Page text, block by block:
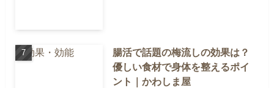
腸活で話題の梅流しの効果は？
優しい食材で身体を整えるポイ
ント｜かわしま屋